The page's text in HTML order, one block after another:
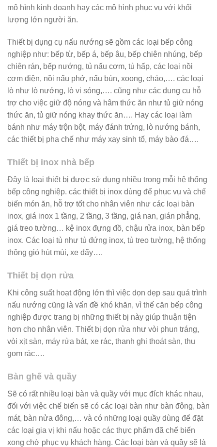
mô hình kinh doanh hay các mô hình phục vụ với khối
lượng lớn người ăn.
Thiết bị dụng cụ nấu nướng sẽ gồm các loại bếp công
nghiệp như: bếp từ, bếp á, bếp âu, bếp chiên nhúng, bếp
chiên rán, bếp nướng, tủ nấu cơm, tủ hấp, các loại nồi
cơm điện, nồi nấu phở, nấu bún, xoong, chảo,…. các loại
lò như lò nướng, lò vi sóng,…. cũng như các dụng cụ hỗ
trợ cho việc giữ độ nóng và hâm thức ăn như tủ giữ nóng
thức ăn, tủ giữ nóng khay thức ăn…. Hay các loại làm
bánh như máy trộn bột, máy đánh trứng, lò nướng bánh,
các thiết bị pha chế như máy xay sinh tố, máy bào đá….
Thiết bị inox nhà bếp
Đây là loại thiết bị được sử dụng nhiều trong mỗi hệ thống
bếp công nghiệp. các thiết bị inox dùng để phục vụ và chế
biến món ăn, hỗ trợ tốt cho nhân viên như các loại bàn
inox, giá inox 1 tầng, 2 tầng, 3 tầng, giá nan, gián phẳng,
giá treo tường… kệ inox đựng đồ, chậu rửa inox, bàn bếp
inox. Các loại tủ như tủ đứng inox, tủ treo tường, hệ thống
thông gió hút mùi, xe đẩy….
Thiết bị dọn rửa
Khi công suất hoạt động lớn thì việc dọn dẹp sau quá trình
nấu nướng cũng là vấn đề khó khăn, vì thế căn bếp công
nghiệp được trang bị những thiết bị này giúp thuận tiện
hơn cho nhân viên. Thiết bị dọn rửa như vòi phun tráng,
vòi xịt sàn, máy rửa bát, xe rác, thanh ghi thoát sàn, thu
gom rác….
Bàn ghế và quầy
Sẽ có rất nhiều loại bàn và quầy với mục đích khác nhau,
đối với việc chế biến sẽ có các loại bàn như bàn đông, bàn
mát, bàn nửa đông,… và có những loại quầy dùng để đặt
các loại gia vị khi nấu hoặc các thực phẩm đã chế biến
xong chờ phục vụ khách hàng. Các loại bàn và quầy sẽ là